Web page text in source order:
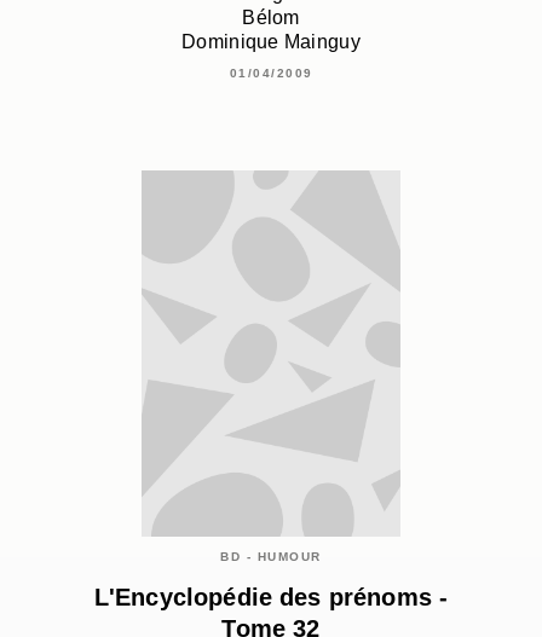
Bélom
Dominique Mainguy
01/04/2009
BD - HUMOUR
L'Encyclopédie des prénoms -
Tome 32